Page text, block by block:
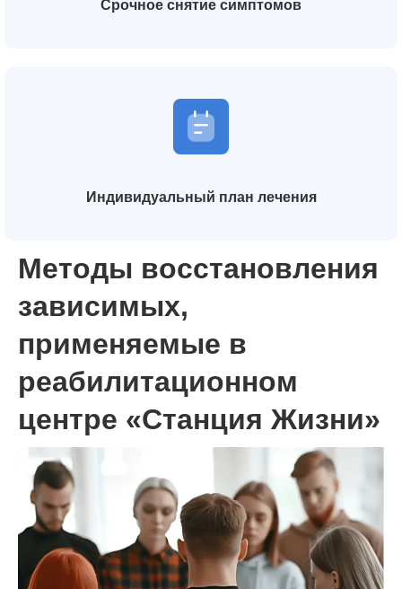
Срочное снятие симптомов
Индивидуальный план лечения
Методы восстановления
зависимых,
применяемые в
реабилитационном
центре «Станция Жизни»